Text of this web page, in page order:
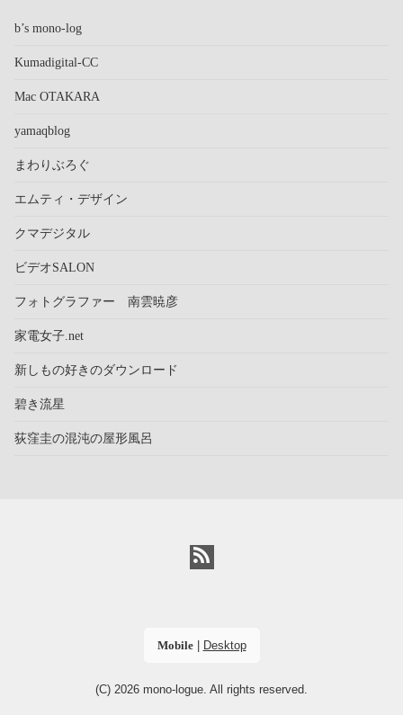
b’s mono-log
Kumadigital-CC
Mac OTAKARA
yamaqblog
まわりぶろぐ
エムティ・デザイン
クマデジタル
ビデオSALON
フォトグラファー 南雲暁彦
家電女子.net
新しもの好きのダウンロード
碧き流星
荻窪圭の混沌の屋形風呂
Mobile| Desktop
(C) 2026 mono-logue. All rights reserved.